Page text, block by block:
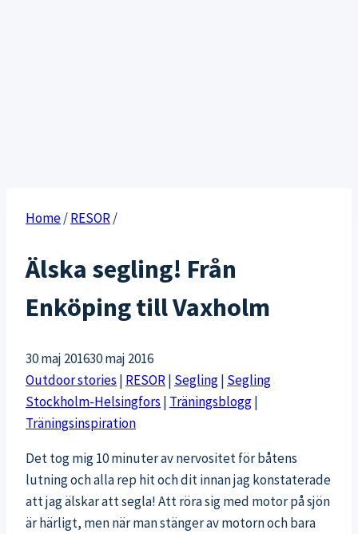
Home/RESOR/
Älska segling! Från
Enköping till Vaxholm
30 maj 201630 maj 2016
Outdoor stories | RESOR| Segling| Segling
Stockholm-Helsingfors | Träningsblogg|
Träningsinspiration
Det tog mig 10 minuter av nervositet för båtens
lutning och alla rep hit och dit innan jag konstaterade
att jag älskar att segla! Att röra sig med motor på sjön
är härligt, men när man stänger av motorn och bara